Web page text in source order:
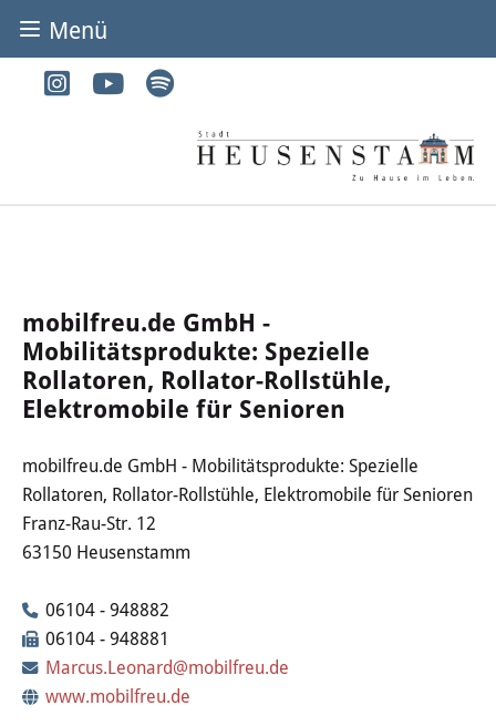
mobilfreu.de GmbH -
Mobilitätsprodukte: Spezielle
Rollatoren, Rollator-Rollstühle,
Elektromobile für Senioren
mobilfreu.de GmbH - Mobilitätsprodukte: Spezielle
Rollatoren, Rollator-Rollstühle, Elektromobile für Senioren
Franz-Rau-Str. 12
63150 Heusenstamm
06104 - 948882
06104 - 948881
Marcus.Leonard@mobilfreu.de
www.mobilfreu.de
Menü
BÜRGER & STADT
Bürgerbüro
Heirat
Abfall & Entsorgung
Wertstoffhof
Ortsgerichte & Schiedsamt
Verwaltung & Politik